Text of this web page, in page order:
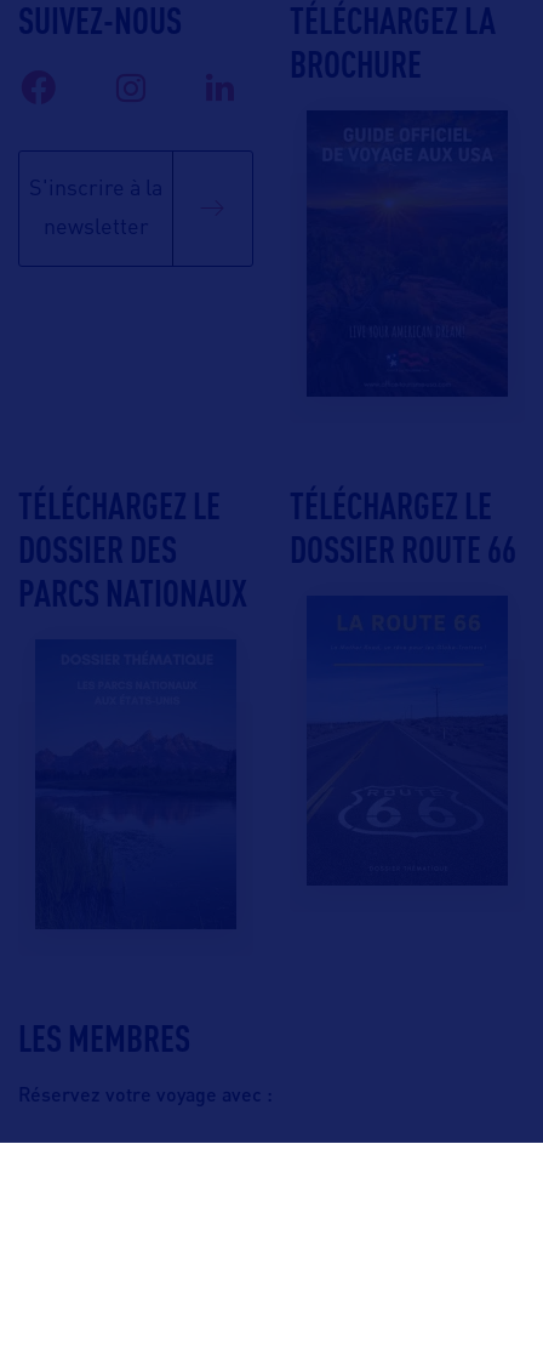
LES MEMBRES
Réservez votre voyage avec :
SUIVEZ-NOUS
S'inscrire à la
newsletter
TÉLÉCHARGEZ LA
BROCHURE
TÉLÉCHARGEZ LE
DOSSIER DES
PARCS NATIONAUX
TÉLÉCHARGEZ LE
DOSSIER ROUTE 66